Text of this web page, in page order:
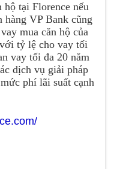
hộ tại Florence nếu
hàng VP Bank cũng
mua căn hộ của
tỷ lệ cho vay tối
vay tối đa 20 năm
dịch vụ giải pháp
phí lãi suất cạnh